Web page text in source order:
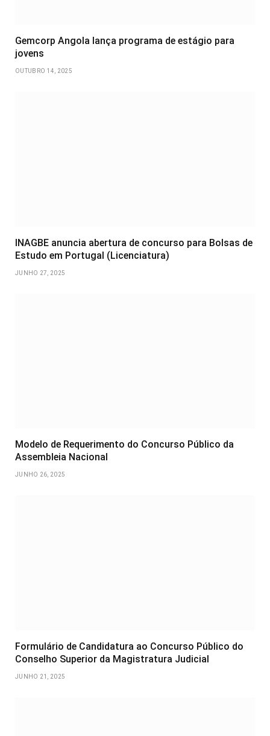
Gemcorp Angola lança programa de estágio para
jovens
OUTUBRO 14, 2025
INAGBE anuncia abertura de concurso para Bolsas de
Estudo em Portugal (Licenciatura)
JUNHO 27, 2025
Modelo de Requerimento do Concurso Público da
Assembleia Nacional
JUNHO 26, 2025
Formulário de Candidatura ao Concurso Público do
Conselho Superior da Magistratura Judicial
JUNHO 21, 2025